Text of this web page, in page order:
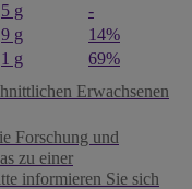
g
-
g
14%
g
69%
Erwachsenen
Forschung und
zu einer
informieren Sie sich